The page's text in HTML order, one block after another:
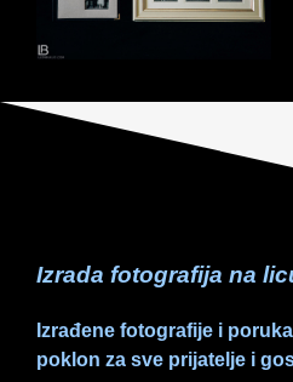
Izrada fotografija na
Izrađene fotografije i
poklon za sve prijatelje i